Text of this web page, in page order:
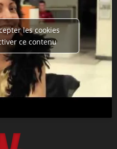
les cookies
ce contenu